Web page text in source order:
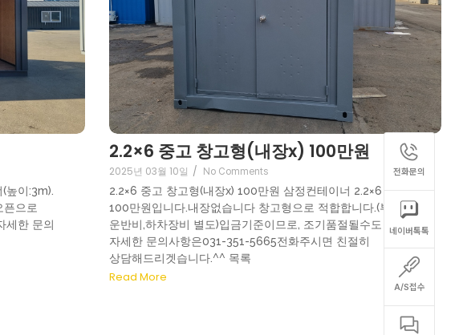
높이:3m).
픈으로
세한 문의
2.2×6 중고 창고형(내장x) 100만원
2025년 03월 10일 / No Comments
2.2×6 중고 창고형(내장x) 100만원 삼정컨테이너 2.2×6 중고
100만원입니다.내장없습니다 창고형으로 적합합니다.(부가세,
운반비,하차장비 별도)입금기준이므로, 조기품절될수도 있습니다.
자세한 문의사항은031-351-5665전화주시면 친절히
상담해드리겟습니다.^^ 목록
Read More
전화문의
네이버톡톡
A/S접수